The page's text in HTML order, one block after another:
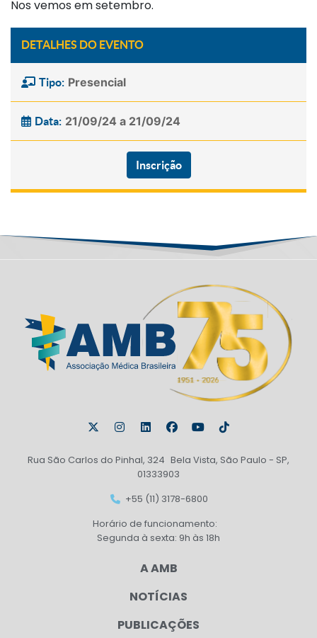
Nos vemos em setembro.
DETALHES DO EVENTO
Tipo: Presencial
Data: 21/09/24 a 21/09/24
Inscrição
Rua São Carlos do Pinhal, 324 Bela Vista, São Paulo - SP,
01333903
+55 (11) 3178-6800
Horário de funcionamento:
Segunda à sexta: 9h às 18h
A AMB
NOTÍCIAS
PUBLICAÇÕES